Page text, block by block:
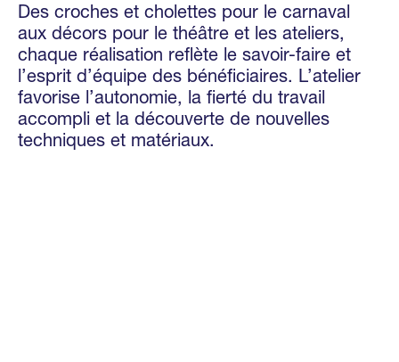
Des croches et cholettes pour le carnaval
aux décors pour le théâtre et les ateliers,
chaque réalisation reflète le savoir-faire et
l’esprit d’équipe des bénéficiaires. L’atelier
favorise l’autonomie, la fierté du travail
accompli et la découverte de nouvelles
techniques et matériaux.